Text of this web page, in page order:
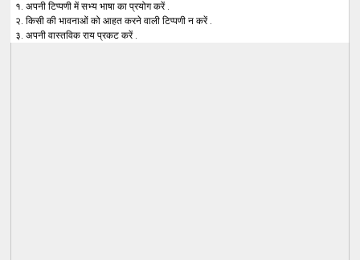
१. अपनी टिप्पणी में सभ्य भाषा का प्रयोग करें .
२. किसी की भावनाओं को आहत करने वाली टिप्पणी न करें .
३. अपनी वास्तविक राय प्रकट करें .